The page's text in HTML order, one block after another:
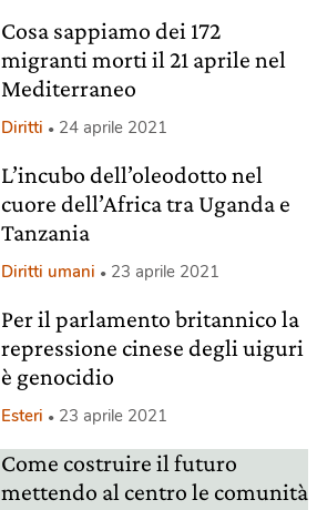
Cosa sappiamo dei 172
migranti morti il 21 aprile nel
Mediterraneo
Diritti 24 aprile 2021
L’incubo dell’oleodotto nel
cuore dell’Africa tra Uganda e
Tanzania
Diritti umani 23 aprile 2021
Per il parlamento britannico la
repressione cinese degli uiguri
è genocidio
Esteri 23 aprile 2021
Come costruire il futuro
mettendo al centro le comunità